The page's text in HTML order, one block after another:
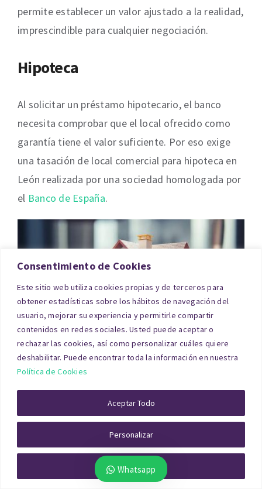
Consentimiento de Cookies
Este sitio web utiliza cookies propias y de terceros para
obtener estadísticas sobre los hábitos de navegación del
usuario, mejorar su experiencia y permitirle compartir
contenidos en redes sociales. Usted puede aceptar o
rechazar las cookies, así como personalizar cuáles quiere
deshabilitar. Puede encontrar toda la información en nuestra
Política de Cookies
Personalizar
Rechazar Todo
Aceptar Todo
permite establecer un valor ajustado a la realidad,
imprescindible para cualquier negociación.
Hipoteca
Al solicitar un préstamo hipotecario, el banco
necesita comprobar que el local ofrecido como
garantía tiene el valor suficiente. Por eso exige
una tasación de local comercial para hipoteca en
León realizada por una sociedad homologada por
el Banco de España.
El tasador visita el inmueble, mide superficies,
métodos de comparación con inmuebles
similares. El resultado permite a la entidad
financiera fijar el importe máximo del préstamo y
al cliente conocer con transparencia el valor de su
Whatsapp